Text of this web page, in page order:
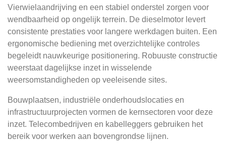
Vierwielaandrijving en een stabiel onderstel zorgen voor
wendbaarheid op ongelijk terrein. De dieselmotor levert
consistente prestaties voor langere werkdagen buiten. Een
ergonomische bediening met overzichtelijke controles
begeleidt nauwkeurige positionering. Robuuste constructie
weerstaat dagelijkse inzet in wisselende
weersomstandigheden op veeleisende sites.
Bouwplaatsen, industriële onderhoudslocaties en
infrastructuurprojecten vormen de kernsectoren voor deze
inzet. Telecombedrijven en kabelleggers gebruiken het
bereik voor werken aan bovengrondse lijnen.